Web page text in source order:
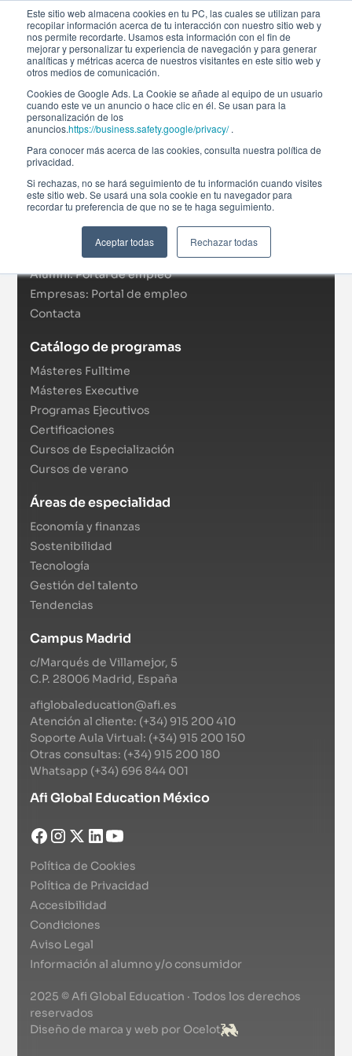
Este sitio web almacena cookies en tu PC, las cuales se utilizan para
recopilar información acerca de tu interacción con nuestro sitio web y
nos permite recordarte. Usamos esta información con el fin de
mejorar y personalizar tu experiencia de navegación y para generar
analíticas y métricas acerca de nuestros visitantes en este sitio web y
otros medios de comunicación.
Cookies de Google Ads. La Cookie se añade al equipo de un usuario
cuando este ve un anuncio o hace clic en él. Se usan para la
personalización de los
anuncios.https://business.safety.google/privacy/.
Para conocer más acerca de las cookies, consulta nuestra política de
privacidad.
Si rechazas, no se hará seguimiento de tu información cuando visites
este sitio web. Se usará una sola cookie en tu navegador para
recordar tu preferencia de que no se te haga seguimiento.
Aceptar todas Rechazar todas
Afi Global Education
Sobre nosotros
RSC
Campus virtual
Alumni: Portal de empleo
Empresas: Portal de empleo
Contacta
Catálogo de programas
Másteres Fulltime
Másteres Executive
Programas Ejecutivos
Certificaciones
Cursos de Especialización
Cursos de verano
Áreas de especialidad
Economía y finanzas
Sostenibilidad
Tecnología
Gestión del talento
Tendencias
Campus Madrid
c/Marqués de Villamejor, 5
C.P. 28006 Madrid, España
afiglobaleducation@afi.es
Atención al cliente: (+34) 915 200 410
Soporte Aula Virtual: (+34) 915 200 150
Otras consultas: (+34) 915 200 180
Whatsapp (+34) 696 844 001
Afi Global Education México
Política de Cookies
Política de Privacidad
Accesibilidad
Condiciones
Aviso Legal
Información al alumno y/o consumidor
2025 © Afi Global Education · Todos los derechos
reservados
Diseño de marca y web por Ocelot